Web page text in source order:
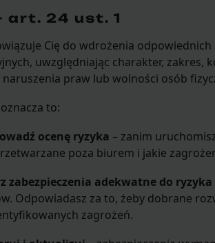
art. 24 ust. 1
Cię do wdrożenia
uwzględniając charakter, zakres,
praw lub wolności osób
to:
ocenę ryzyka – zanim
poza biurem i jakie
zabezpieczenia adekwatne do ryzyka
Odpowiadasz za to, żeby dobrane
zagrożeń.